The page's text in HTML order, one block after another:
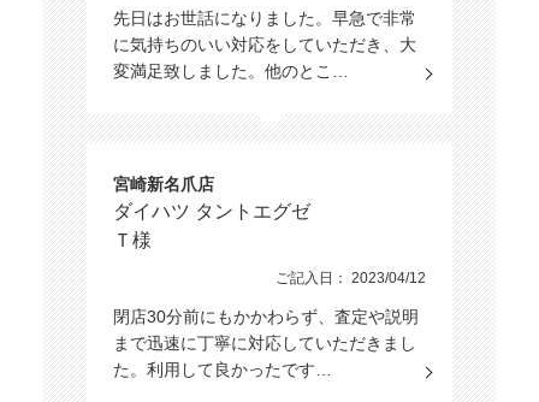
先日はお世話になりました。早急で非常
に気持ちのいい対応をしていただき、大
変満足致しました。他のとこ…
宮崎新名爪店
ダイハツ タントエグゼ
Ｔ様
ご記入日： 2023/04/12
閉店30分前にもかかわらず、査定や説明
まで迅速に丁寧に対応していただきまし
た。利用して良かったです…